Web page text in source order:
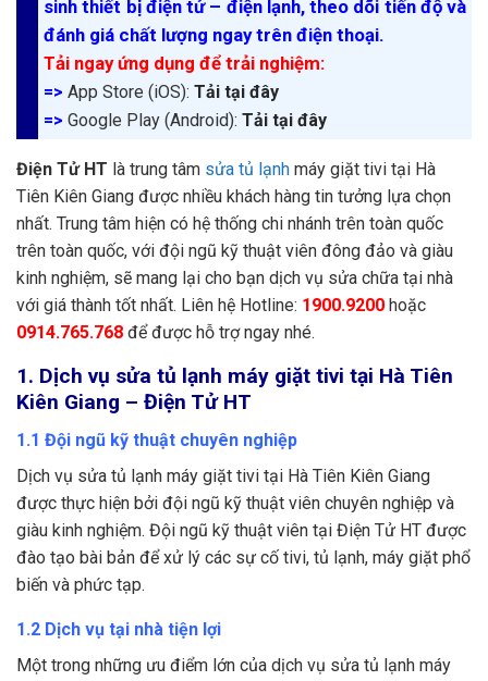
sinh thiết bị điện tử – điện lạnh, theo dõi tiến độ và
đánh giá chất lượng ngay trên điện thoại.
Tải ngay ứng dụng để trải nghiệm:
=> App Store (iOS): Tải tại đây
=> Google Play (Android): Tải tại đây
Điện Tử HT là trung tâm sửa tủ lạnh máy giặt tivi tại Hà
Tiên Kiên Giang được nhiều khách hàng tin tưởng lựa chọn
nhất. Trung tâm hiện có hệ thống chi nhánh trên toàn quốc
trên toàn quốc, với đội ngũ kỹ thuật viên đông đảo và giàu
kinh nghiệm, sẽ mang lại cho bạn dịch vụ sửa chữa tại nhà
với giá thành tốt nhất. Liên hệ Hotline: 1900.9200 hoặc
0914.765.768 để được hỗ trợ ngay nhé.
1. Dịch vụ sửa tủ lạnh máy giặt tivi tại Hà Tiên
Kiên Giang – Điện Tử HT
1.1 Đội ngũ kỹ thuật chuyên nghiệp
Dịch vụ sửa tủ lạnh máy giặt tivi tại Hà Tiên Kiên Giang
được thực hiện bởi đội ngũ kỹ thuật viên chuyên nghiệp và
giàu kinh nghiệm. Đội ngũ kỹ thuật viên tại Điện Tử HT được
đào tạo bài bản để xử lý các sự cố tivi, tủ lạnh, máy giặt phổ
biến và phức tạp.
1.2 Dịch vụ tại nhà tiện lợi
Một trong những ưu điểm lớn của dịch vụ sửa tủ lạnh máy